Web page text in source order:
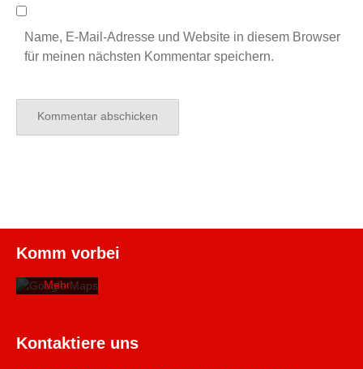
Name, E-Mail-Adresse und Website in diesem Browser
für meinen nächsten Kommentar speichern.
Komm vorbei
von
Mehr
Karte
laden
Kontaktiere uns